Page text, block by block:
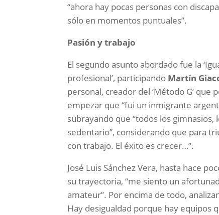
“ahora hay pocas personas con
sólo en momentos puntuales”.
Pasión y trabajo
El segundo asunto abordado fue la
profesional’, participando Martín
personal, creador del ‘Método G’
empezar que “fui un inmigrante
subrayando que “todos los
sedentario”, considerando que para
con trabajo. El éxito es crecer…”.
José Luis Sánchez Vera, hasta hace
su trayectoria, “me siento un
amateur”. Por encima de todo,
Hay desigualdad porque hay equipos